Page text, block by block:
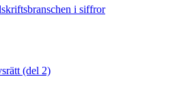
i siffror
(del 2)